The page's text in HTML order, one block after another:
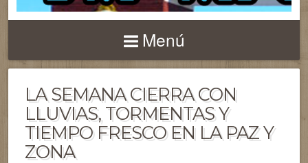
Menú
LA SEMANA CIERRA CON
LLUVIAS, TORMENTAS Y
TIEMPO FRESCO EN LA PAZ Y
ZONA